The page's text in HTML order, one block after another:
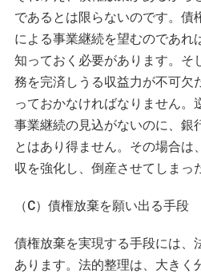
であるとは限らないのです。債
による事業継続を望むのであれ
知っておく必要があります。そ
務を完済しうる収益力が不可欠
っておかなければなりません。
事業継続の見込がないのに、銀
とはあり得ません。その場合は
収を強化し、倒産させてしまっ
（C）債権放棄を願い出る手段
債権放棄を実現する手段には、
あります。法的整理は、大きく